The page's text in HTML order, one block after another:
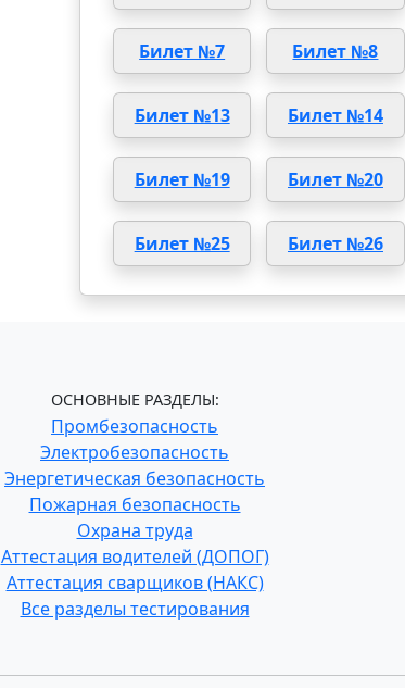
Билет №7 Билет №8
Билет №13 Билет №14
Билет №19 Билет №20
Билет №25 Билет №26
ОСНОВНЫЕ РАЗДЕЛЫ:
Промбезопасность
Электробезопасность
Энергетическая безопасность
Пожарная безопасность
Охрана труда
Аттестация водителей (ДОПОГ)
Аттестация сварщиков (НАКС)
Все разделы тестирования